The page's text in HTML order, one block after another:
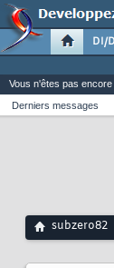
DI/
Vous n'êtes pas
Derniers messages
subzero82